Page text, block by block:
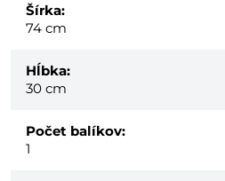
Šírka:
74 cm
Hĺbka:
30 cm
Počet balíkov:
1